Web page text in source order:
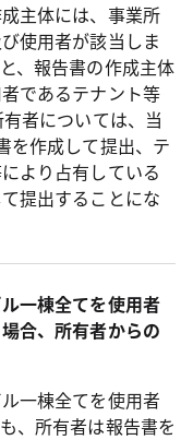
主体には、事業所
使用者が該当しま
、報告書の作成主体
であるテナント等
者については、当
を作成して提出、テ
より占有している
提出することにな
一棟全てを使用者
合、所有者からの
一棟全てを使用者
、所有者は報告書を